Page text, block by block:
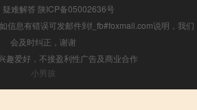
疑难解答 陕ICP备05002636号
信息有错误可发邮件到f_fb#foxmail.com说明，我们
会及时纠正，谢谢
趣爱好，不接盈利性广告及商业合作
小男孩